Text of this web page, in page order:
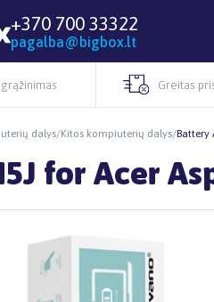
+370 700 33322
pagalba@bigbox.lt
Greitas
dalys/Kitos kompiuterių dalys/Battery
for Acer